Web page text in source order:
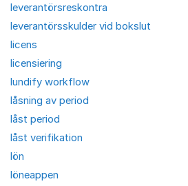
leverantörsreskontra
leverantörsskulder vid bokslut
licens
licensiering
lundify workflow
låsning av period
låst period
låst verifikation
lön
löneappen